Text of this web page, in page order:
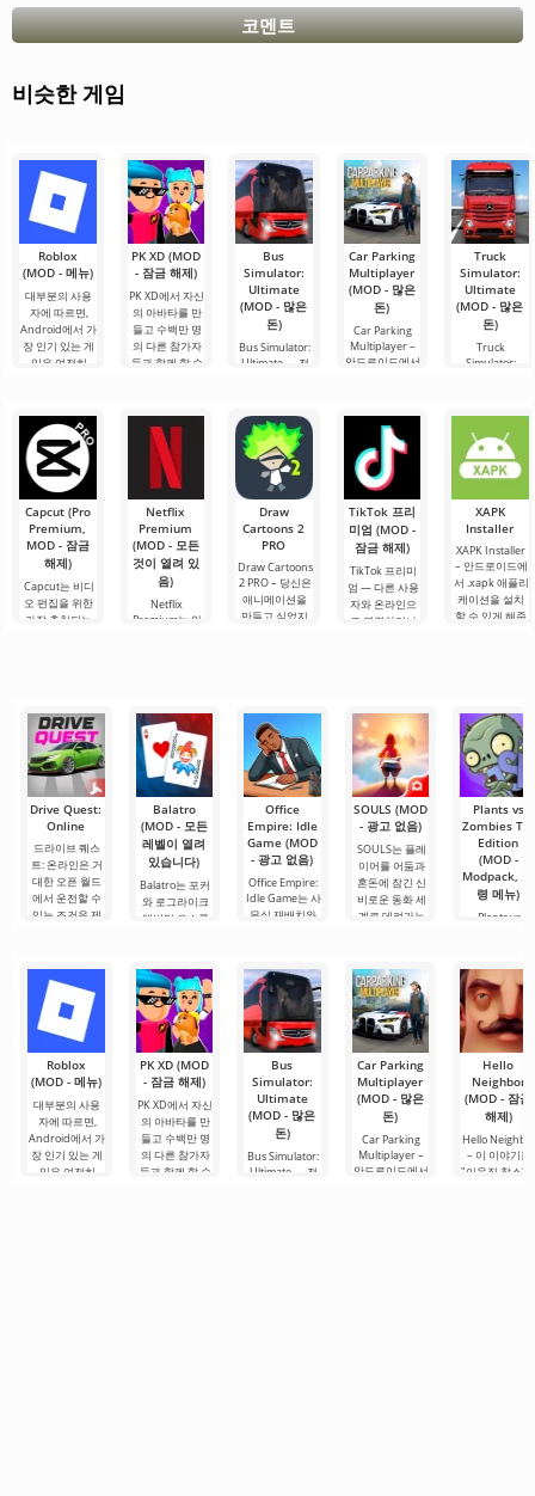
코멘트
비슷한 게임
Roblox
(MOD - 메뉴)
대부분의 사용
자에 따르면,
Android에서 가
장 인기 있는 게
임은 여전히
무한한 가능성
으로 주목받으
며, 사용자들을.
PK XD (MOD
- 잠금 해제)
PK XD에서 자신
의 아바타를 만
들고 수백만 명
의 다른 참가자
들과 함께 할 수
간단한 게임 플
레이로 인해 모
든 연령대의 사
람들이 즐길 수
있으며, 온
Bus
Simulator:
Ultimate
(MOD - 많은
돈)
Bus Simulator:
Ultimate — 전
무한한 가능성
을 제공하는 화
려하고 흥미로
운 안드로이드
게임입니다. 흥
미진진한 모험
과 현실적인 도
시.
Car Parking
Multiplayer
(MOD - 많은
돈)
Car Parking
Multiplayer –
안드로이드에서
소를 사용하여
운전자의 역할
을 맡게 됩니다.
총 86개의 다양
한 레벨이
Truck
Simulator:
Ultimate
(MOD - 많은
돈)
Truck
Simulator:
비즈니스 요소
의 성공적인 결
합을 안드로이
드에서 제공합
사용자에게 화
물 트럭
Capcut (Pro
Premium,
MOD - 잠금
해제)
Capcut는 비디
오 편집을 위한
가장 추천되는
장합니다. 많은
사용자에게 무
료 버전은 모든
편집 요구를
Netflix
Premium
(MOD - 모든
것이 열려 있
음)
Netflix
Premium는 안
있는 서비스 중
하나입니다. 이
곳에는 최신 미
디어 제품뿐만
아니라
Draw
Cartoons 2
PRO
Draw Cartoons
2 PRO – 당신은
애니메이션을
만들고 싶었지
에 달려 있습니
다. 복잡한
TikTok 프리
미엄 (MOD -
잠금 해제)
TikTok 프리미
엄 — 다른 사용
자와 온라인으
로 연결하거나
루를 시작하거
나 힘든 하루를.
XAPK
Installer
XAPK Installer
– 안드로이드에
서 .xapk 애플리
케이션을 설치
할 수 있게 해줍
시작할 수
Drive Quest:
Online
드라이브 퀘스
트: 온라인은 거
대한 오픈 월드
에서 운전할 수
있는 조건을 제
Balatro
(MOD - 모든
레벨이 열려
있습니다)
Balatro는 포커
와 로그라이크
덱빌딩 요소를
이어는 포커
Office
Empire: Idle
Game (MOD
- 광고 없음)
Office Empire:
Idle Game는 사
무실 재배치와
SOULS (MOD
- 광고 없음)
SOULS는 플레
이어를 어둠과
혼돈에 잠긴 신
비로운 동화 세
계로 데려가는
Plants vs
Zombies TAJ
Edition
(MOD -
Modpack, 요
령 메뉴)
Plants vs
고전 게임을
Roblox
(MOD - 메뉴)
대부분의 사용
자에 따르면,
Android에서 가
장 인기 있는 게
임은 여전히
PK XD (MOD
- 잠금 해제)
PK XD에서 자신
의 아바타를 만
들고 수백만 명
의 다른 참가자
들과 함께 할 수
Bus
Simulator:
Ultimate
(MOD - 많은
돈)
Bus Simulator:
Ultimate — 전
Car Parking
Multiplayer
(MOD - 많은
돈)
Car Parking
Multiplayer –
안드로이드에서
Hello
Neighbor
(MOD - 잠금
해제)
Hello
– 이 이야기는
"이웃집 찰스"